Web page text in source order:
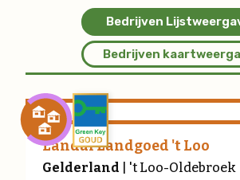
Bedrijven
Bedrijven
Landal Landgoed 't Loo
Gelderland | 't Loo-Oldebroek